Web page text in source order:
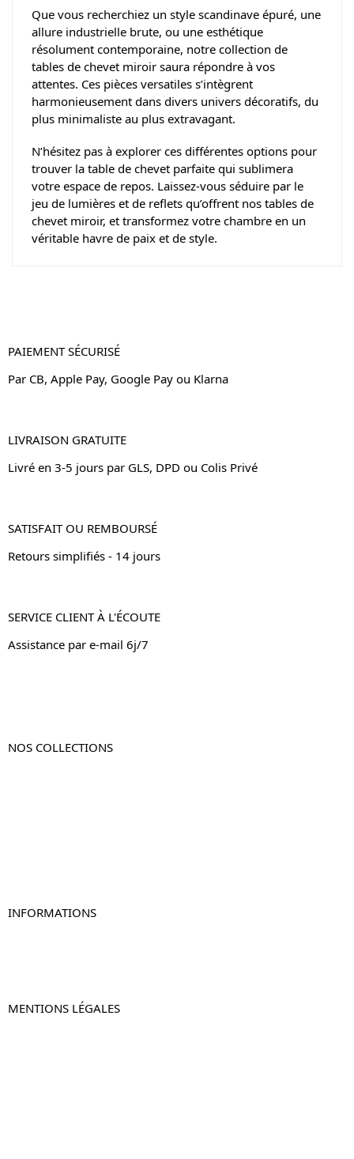
Que vous recherchiez un style scandinave épuré, une
allure industrielle brute, ou une esthétique
résolument contemporaine, notre collection de
tables de chevet miroir saura répondre à vos
attentes. Ces pièces versatiles s’intègrent
harmonieusement dans divers univers décoratifs, du
plus minimaliste au plus extravagant.
N’hésitez pas à explorer ces différentes options pour
trouver la table de chevet parfaite qui sublimera
votre espace de repos. Laissez-vous séduire par le
jeu de lumières et de reflets qu’offrent nos tables de
chevet miroir, et transformez votre chambre en un
véritable havre de paix et de style.
PAIEMENT SÉCURISÉ
Par CB, Apple Pay, Google Pay ou Klarna
LIVRAISON GRATUITE
Livré en 3-5 jours par GLS, DPD ou Colis Privé
SATISFAIT OU REMBOURSÉ
Retours simplifiés - 14 jours
SERVICE CLIENT À L'ÉCOUTE
Assistance par e-mail 6j/7
NOS COLLECTIONS
INFORMATIONS
MENTIONS LÉGALES